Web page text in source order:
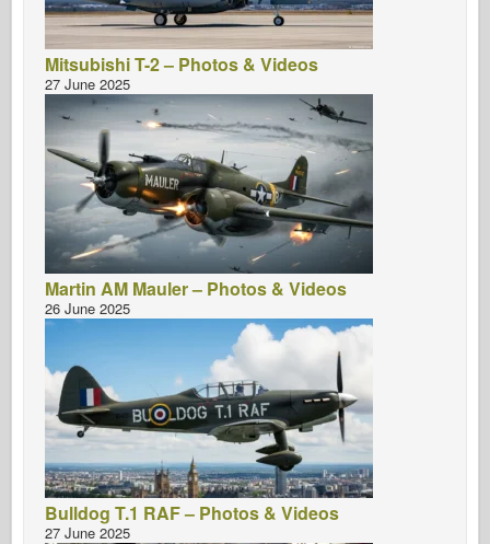
Mitsubishi T-2 – Photos & Videos
27 June 2025
Martin AM Mauler – Photos & Videos
26 June 2025
Bulldog T.1 RAF – Photos & Videos
27 June 2025